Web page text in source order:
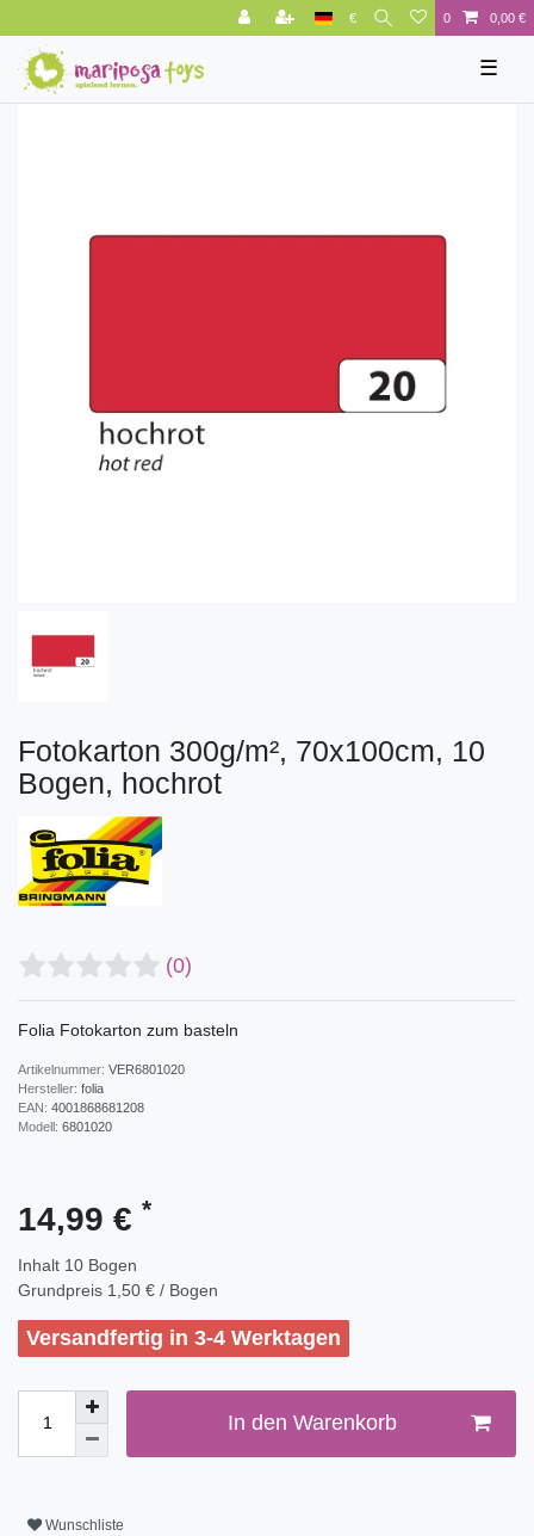
€ 0 0,00 €
☰
Fotokarton 300g/m², 70x100cm, 10
Bogen, hochrot
(0)
Folia Fotokarton zum basteln
Artikelnummer: VER6801020
Hersteller: folia
EAN: 4001868681208
Modell: 6801020
14,99 € *
Inhalt 10 Bogen
Grundpreis 1,50 € / Bogen
Versandfertig in 3-4 Werktagen
In den Warenkorb
Wunschliste